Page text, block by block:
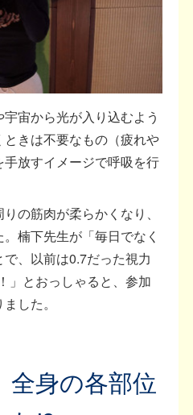
宙から光が入り込むよう
きは不要なもの（疲れや
放すイメージで呼吸を行
の筋肉が柔らかくなり、
楠下先生が「毎日でなく
、以前は0.7だった視力
」とおっしゃると、参加
した。
全身の各部位